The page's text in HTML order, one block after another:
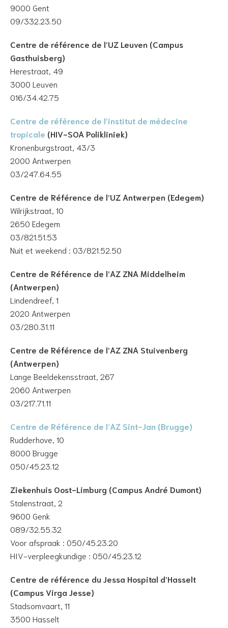
9000 Gent
09/332.23.50
Centre de référence de l’UZ Leuven (Campus
Gasthuisberg)
Herestraat, 49
3000 Leuven
016/34.42.75
Centre de référence de l’institut de médecine
tropicale (HIV-SOA Polikliniek)
Kronenburgstraat, 43/3
2000 Antwerpen
03/247.64.55
Centre de Référence de l’UZ Antwerpen (Edegem)
Wilrijkstraat, 10
2650 Edegem
03/821.51.53
Nuit et weekend : 03/821.52.50
Centre de Référence de l’AZ ZNA Middelheim
(Antwerpen)
Lindendreef, 1
2020 Antwerpen
03/280.31.11
Centre de Référence de l’AZ ZNA Stuivenberg
(Antwerpen)
Lange Beeldekensstraat, 267
2060 Antwerpen
03/217.71.11
Centre de Référence de l’AZ Sint-Jan (Brugge)
Rudderhove, 10
8000 Brugge
050/45.23.12
Ziekenhuis Oost-Limburg (Campus André Dumont)
Stalenstraat, 2
9600 Genk
089/32.55.32
Voor afspraak : 050/45.23.20
HIV-verpleegkundige : 050/45.23.12
Centre de référence du Jessa Hospital d’Hasselt
(Campus Virga Jesse)
Stadsomvaart, 11
3500 Hasselt